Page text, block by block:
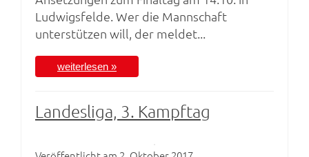
Ludwigsfelde. Wer die Mannschaft
unterstützen will, der meldet...
weiterlesen »
Landesliga, 3. Kampftag